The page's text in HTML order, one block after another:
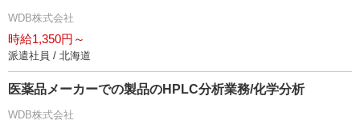
WDB株式会社
時給1,350円～
派遣社員 / 北海道
医薬品メーカーでの製品のHPLC分析業務/化学分析
WDB株式会社